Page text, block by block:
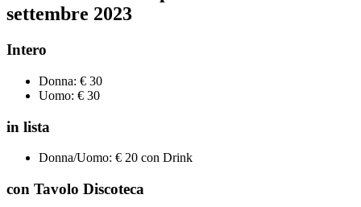
settembre 2023
Intero
Donna: € 30
Uomo: € 30
in lista
Donna/Uomo: € 20 con Drink
con Tavolo Discoteca